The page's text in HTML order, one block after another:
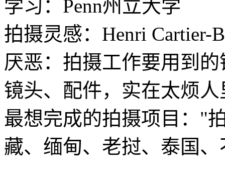
学习：Penn州立大学
拍摄灵感：Henri Cartier-
厌恶：拍摄工作要用到
镜头、配件，实在太烦人
最想完成的拍摄项目："
藏、缅甸、老挝、泰国、